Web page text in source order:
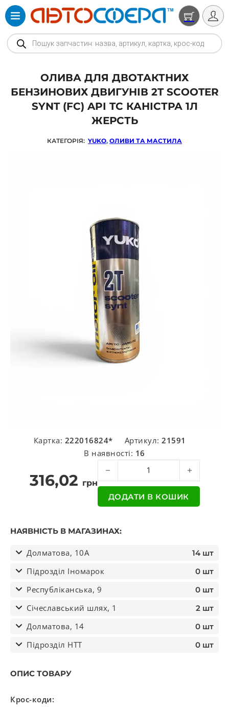
Products search
ОЛИВА ДЛЯ ДВОТАКТНИХ
БЕНЗИНОВИХ ДВИГУНІВ 2T SCOOTER
SYNT (FC) API TC КАНІСТРА 1Л
ЖЕРСТЬ
КАТЕГОРІЯ: YUKO, ОЛИВИ ТА МАСТИЛА
Картка: 222016824* Артикул:21591
В наявності: 16
316,02 грн
Олива для двотактних бензинових
ДОДАТИ В КОШИК
НАЯВНІСТЬ В МАГАЗИНАХ:
Долматова, 10А 14 шт
Підрозділ Іномарок 0 шт
Республіканська, 9 0 шт
Січеславський шлях, 1 2 шт
Долматова, 14 0 шт
Підрозділ НТТ 0 шт
ОПИС ТОВАРУ
Крос-коди: